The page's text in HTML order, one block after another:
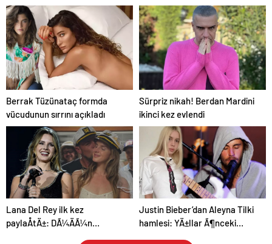
Gümülcinelioğlu’nun yerine
gelen isimler belli oldu
Berrak Tüzünataç formda
vücudunun sırrını açıkladı
Sürpriz nikah! Berdan Mardini
ikinci kez evlendi
Lana Del Rey ilk kez
paylaÅtÄ±: DÃ¼ÄÃ¼n
Justin Bieber’dan Aleyna Tilki
hamlesi: YÄ±llar Ã¶nceki